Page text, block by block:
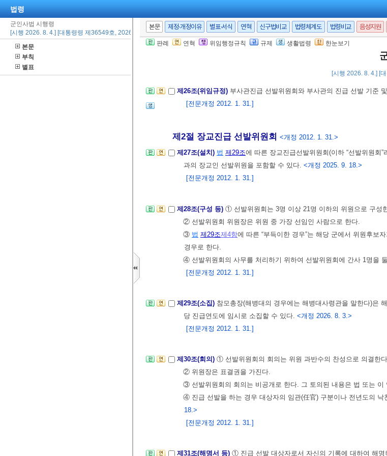
법령
군인사법 시행령
[시행 2026. 8. 4.] [대통령령 제36549호, 2026. 8. 3., 일부개정]
본문
부칙
별표
본문 제정·개정이유 별표·서식 연혁 신구법비교 법령체계도 법령비교 음성지원
판례 연혁 위임행정규칙 규제 생활법령 한눈보기
[시행 2026. 8. 4.] [
수한 사람을 바로 상위 계급의 대우군인(이하 “대우군인”이라 한다)으
② 대우군인의 선발에 필요한 사항은국방부장관이 정한다.
③ 대우군인에게는
「공무원수당 등에 관한 규정」 에 따라 수당을 지
제26조(위임규정) 부사관진급 선발위원회와 부사관의 진급 선발 기준
[전문개정 2012. 1. 31.]
제2절 장교진급 선발위원회 <개정 2012. 1. 31.>
제27조(설치) 법 제29조에 따른 장교진급선발위원회(이하 “선발위원회
과의 장교인 선발위원을 포함할 수 있다. <개정 2025. 9. 18.>
[전문개정 2012. 1. 31.]
제28조(구성 등) ① 선발위원회는 3명 이상 21명 이하의 위원으로 구성
② 선발위원회 위원장은 위원 중 가장 선임인 사람으로 한다.
③ 법 제29조제4항에 따른 “부득이한 경우”는 해당 군에서 위원후보
경우로 한다.
④ 선발위원회의 사무를 처리하기 위하여 선발위원회에 간사 1명을
[전문개정 2012. 1. 31.]
제29조(소집) 참모총장(해병대의 경우에는 해병대사령관을 말한다)은
당 진급연도에 임시로 소집할 수 있다. <개정 2026. 8. 3.>
[전문개정 2012. 1. 31.]
제30조(회의) ① 선발위원회의 회의는 위원 과반수의 찬성으로 의결한다.
② 위원장은 표결권을 가진다.
③ 선발위원회의 회의는 비공개로 한다. 그 토의된 내용은 법 또는 이
④ 진급 선발을 하는 경우 대상자의 임관(任官) 구분이나 전년도의
18.>
[전문개정 2012. 1. 31.]
제31조(해명서 등) ① 진급 선발 대상자로서 자신의 기록에 대하여 해